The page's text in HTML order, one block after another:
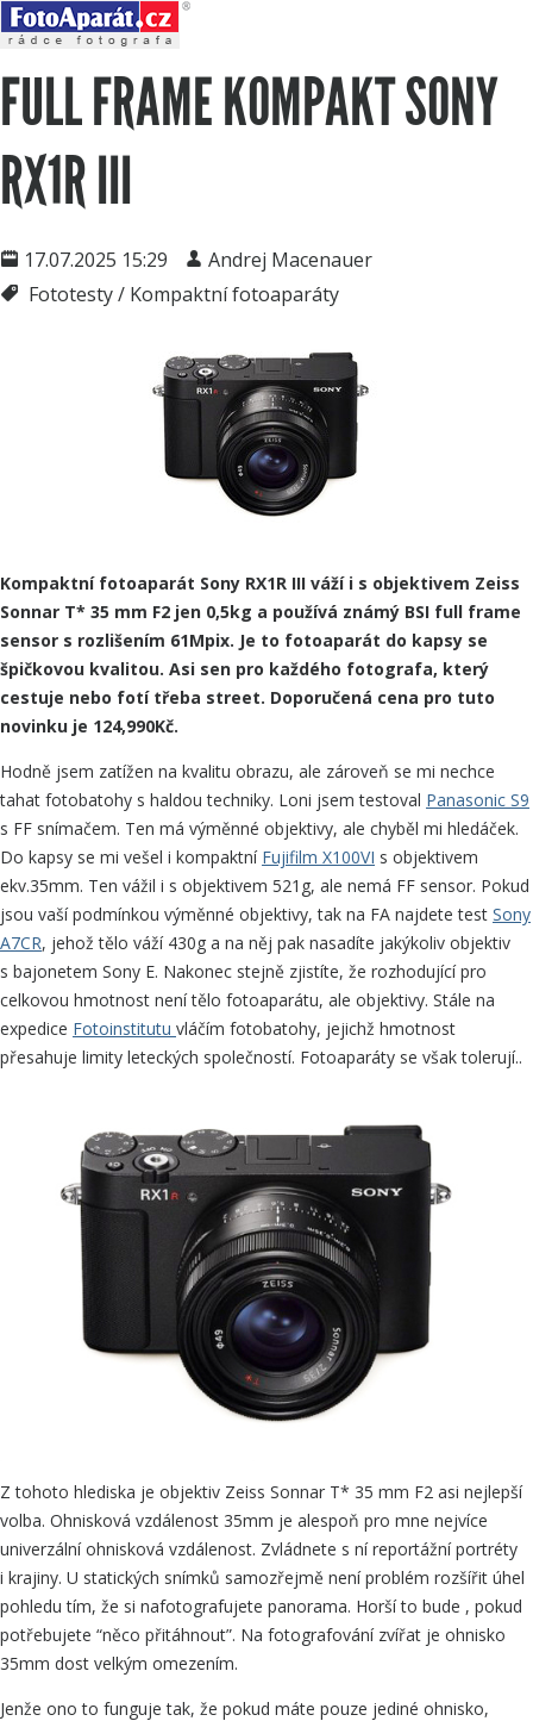
FULL FRAME KOMPAKT SONY
RX1R III
17.07.2025 15:29
Andrej Macenauer
Fototesty / Kompaktní fotoaparáty
Kompaktní fotoaparát Sony RX1R III váží i s objektivem Zeiss
Sonnar T* 35 mm F2 jen 0,5kg a používá známý BSI full frame
sensor s rozlišením 61Mpix. Je to fotoaparát do kapsy se
špičkovou kvalitou. Asi sen pro každého fotografa, který
cestuje nebo fotí třeba street. Doporučená cena pro tuto
novinku je 124,990Kč.
Hodně jsem zatížen na kvalitu obrazu, ale zároveň se mi nechce
tahat fotobatohy s haldou techniky. Loni jsem testoval Panasonic S9
s FF snímačem. Ten má výměnné objektivy, ale chyběl mi hledáček.
Do kapsy se mi vešel i kompaktní Fu­jifilm X100VI s objektivem
ekv.35mm. Ten vážil i s objektivem 521g, ale nemá FF sensor. Pokud
jsou vaší podmínkou výměnné objektivy, tak na FA najdete test Sony
A7CR, jehož tělo váží 430g a na něj pak nasadíte jakýkoliv objektiv
s bajonetem Sony E. Nakonec stejně zjistíte, že rozhodující pro
celkovou hmotnost není tělo fotoaparátu, ale objektivy. Stále na
expedice Foto­institutu vlá­čím fotobatohy, jejichž hmotnost
přesahuje limity leteckých společností. Fotoaparáty se však tolerují..
Z tohoto hlediska je objektiv Zeiss Sonnar T* 35 mm F2 asi nejlepší
volba. Ohnisková vzdálenost 35mm je alespoň pro mne nejvíce
univerzální ohnisková vzdálenost. Zvládnete s ní reportážní portréty
i krajiny. U statických snímků samozřejmě není problém rozšířit úhel
pohledu tím, že si nafotografujete panorama. Horší to bude , pokud
potřebujete “něco přitáhnout”. Na fotografování zvířat je ohnisko
35mm dost velkým omezením.
Jenže ono to funguje tak, že pokud máte pouze jediné ohnisko,